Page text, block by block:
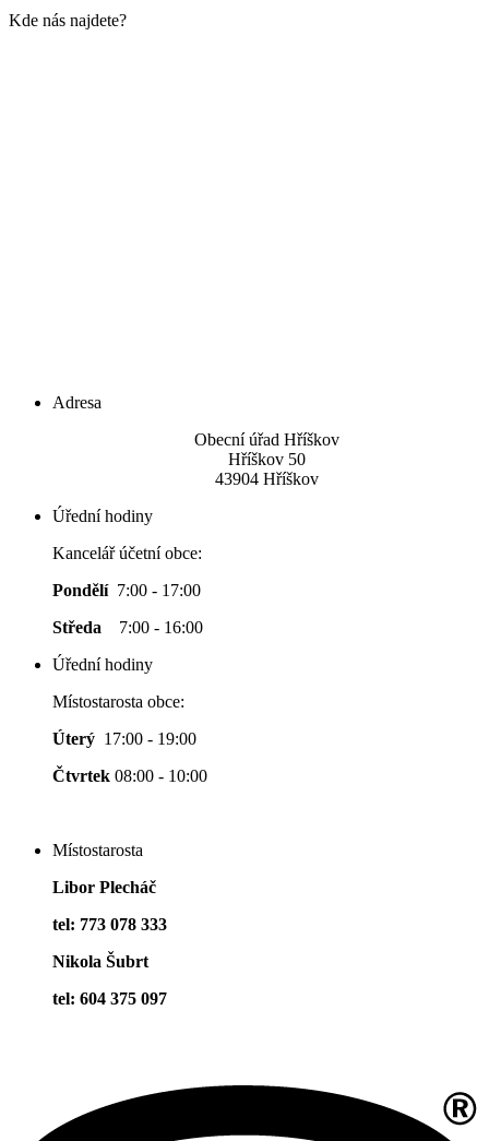
Kde nás najdete?
Adresa
Obecní úřad Hříškov
Hříškov 50
43904 Hříškov
Úřední hodiny
Kancelář účetní obce:
Pondělí 7:00 - 17:00
Středa 7:00 - 16:00
Úřední hodiny
Místostarosta obce:
Úterý 17:00 - 19:00
Čtvrtek 08:00 - 10:00
Místostarosta
Libor Plecháč
tel: 773 078 333
Nikola Šubrt
tel: 604 375 097